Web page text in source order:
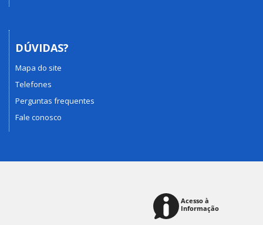
DÚVIDAS?
Mapa do site
Telefones
Perguntas frequentes
Fale conosco